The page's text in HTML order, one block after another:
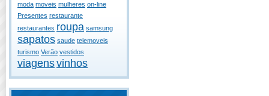
moda moveis mulheres on-line
Presentes restaurante
restaurantes roupa samsung
sapatos saude telemoveis
turismo Verão vestidos
viagensvinhos